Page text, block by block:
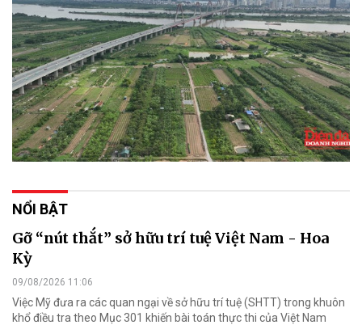
NỔI BẬT
Gỡ “nút thắt” sở hữu trí tuệ Việt Nam - Hoa
Kỳ
09/08/2026 11:06
Việc Mỹ đưa ra các quan ngại về sở hữu trí tuệ (SHTT) trong khuôn
khổ điều tra theo Mục 301 khiến bài toán thực thi của Việt Nam